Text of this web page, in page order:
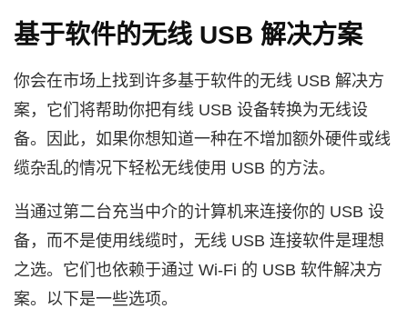
基于软件的无线 USB 解决方案
你会在市场上找到许多基于软件的无线 USB 解决方
案，它们将帮助你把有线 USB 设备转换为无线设
备。因此，如果你想知道一种在不增加额外硬件或线
缆杂乱的情况下轻松无线使用 USB 的方法。
当通过第二台充当中介的计算机来连接你的 USB 设
备，而不是使用线缆时，无线 USB 连接软件是理想
之选。它们也依赖于通过 Wi‑Fi 的 USB 软件解决方
案。以下是一些选项。